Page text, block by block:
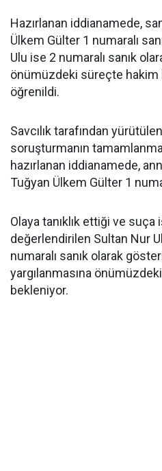
Hazırlanan iddianamede,
Ülkem Gülter 1 numaralı
Ulu ise 2 numaralı sanık
önümüzdeki süreçte hakim
öğrenildi.
Savcılık tarafından
soruşturmanın
hazırlanan iddianamede,
Tuğyan Ülkem Gülter 1
Olaya tanıklık ettiği ve
değerlendirilen Sultan Nur
numaralı sanık olarak
yargılanmasına
bekleniyor.